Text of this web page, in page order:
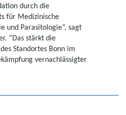
durch die
für Medizinische
und Parasitologie”, sagt
“Das stärkt die
Standortes Bonn im
vernachlässigter